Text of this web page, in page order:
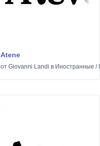
Atene
от Giovanni Landi в Иностранные /